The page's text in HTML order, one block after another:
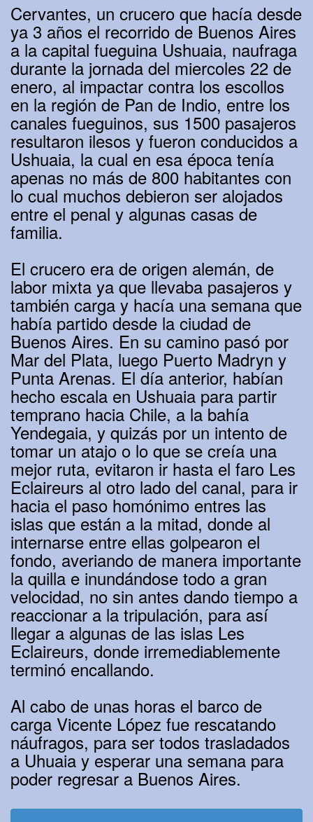
Cervantes, un crucero que hacía desde
ya 3 años el recorrido de Buenos Aires
a la capital fueguina Ushuaia, naufraga
durante la jornada del miercoles 22 de
enero, al impactar contra los escollos
en la región de Pan de Indio, entre los
canales fueguinos, sus 1500 pasajeros
resultaron ilesos y fueron conducidos a
Ushuaia, la cual en esa época tenía
apenas no más de 800 habitantes con
lo cual muchos debieron ser alojados
entre el penal y algunas casas de
familia.
El crucero era de origen alemán, de
labor mixta ya que llevaba pasajeros y
también carga y hacía una semana que
había partido desde la ciudad de
Buenos Aires. En su camino pasó por
Mar del Plata, luego Puerto Madryn y
Punta Arenas. El día anterior, habían
hecho escala en Ushuaia para partir
temprano hacia Chile, a la bahía
Yendegaia, y quizás por un intento de
tomar un atajo o lo que se creía una
mejor ruta, evitaron ir hasta el faro Les
Eclaireurs al otro lado del canal, para ir
hacia el paso homónimo entres las
islas que están a la mitad, donde al
internarse entre ellas golpearon el
fondo, averiando de manera importante
la quilla e inundándose todo a gran
velocidad, no sin antes dando tiempo a
reaccionar a la tripulación, para así
llegar a algunas de las islas Les
Eclaireurs, donde irremediablemente
terminó encallando.
Al cabo de unas horas el barco de
carga Vicente López fue rescatando
náufragos, para ser todos trasladados
a Uhuaia y esperar una semana para
poder regresar a Buenos Aires.